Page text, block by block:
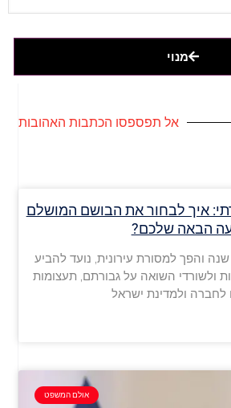
מנוי
אל תפספסו הכתבות האהובות
איך לבחור את הבושם המושלם
והפך למסורת עירונית, נועד להביע
ולשורדי השואה על גבורתם, תעצומות
ולמדינת ישראל
אולם המשפט